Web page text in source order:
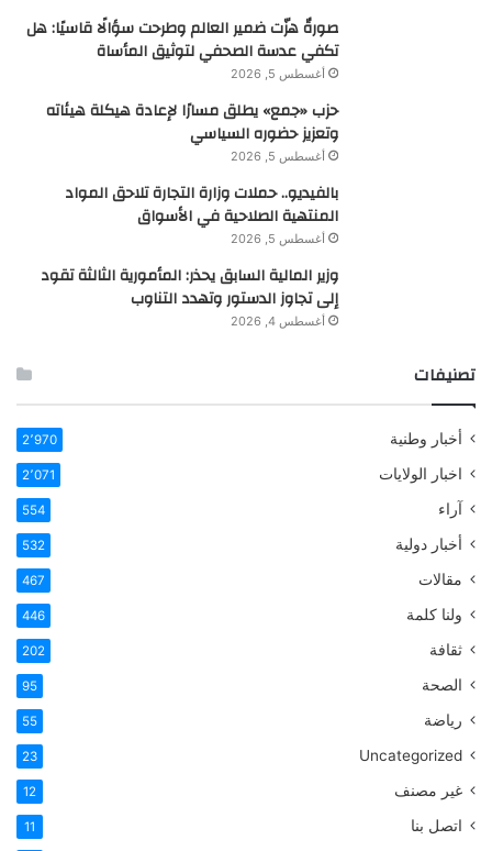
صورةٌ هزّت ضمير العالم وطرحت سؤالًا قاسيًا: هل
تكفي عدسة الصحفي لتوثيق المأساة
أغسطس 5, 2026
حزب «جمع» يطلق مسارًا لإعادة هيكلة هيئاته
وتعزيز حضوره السياسي
أغسطس 5, 2026
بالفيديو.. حملات وزارة التجارة تلاحق المواد
المنتهية الصلاحية في الأسواق
أغسطس 5, 2026
وزير المالية السابق يحذر: المأمورية الثالثة تقود
إلى تجاوز الدستور وتهدد التناوب
أغسطس 4, 2026
تصنيفات
أخبار وطنية 2٬970
اخبار الولايات 2٬071
آراء 554
أخبار دولية 532
مقالات 467
ولنا كلمة 446
ثقافة 202
الصحة 95
رياضة 55
Uncategorized
23
غير مصنف 12
اتصل بنا 11